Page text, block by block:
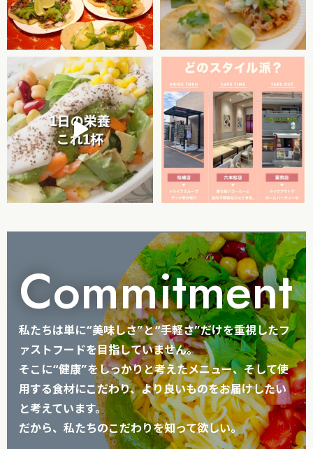
Commitment
私たちは単に“美味しさ”と“手軽さ”だけを重視したフ
ァストフードを目指していません。
そこに“健康”をしっかりと考えたメニュー、そして使
用する食材にこだわり、より良いものをお届けしたい
と考えています。
だから、私たちのこだわりを知って欲しい。